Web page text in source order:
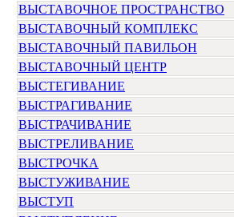
ВЫСТАВОЧНОЕ ПРОСТРАНСТВО
ВЫСТАВОЧНЫЙ КОМПЛЕКС
ВЫСТАВОЧНЫЙ ПАВИЛЬОН
ВЫСТАВОЧНЫЙ ЦЕНТР
ВЫСТЕГИВАНИЕ
ВЫСТРАГИВАНИЕ
ВЫСТРАЧИВАНИЕ
ВЫСТРЕЛИВАНИЕ
ВЫСТРОЧКА
ВЫСТУЖИВАНИЕ
ВЫСТУП